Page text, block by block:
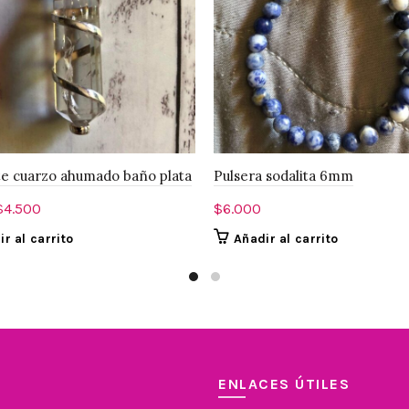
cuarzo ahumado baño plata
4.500
precio
al carrito
Pulsera sodalita 6mm
$6.000
Añadir al carrito
ENLACES ÚTILES